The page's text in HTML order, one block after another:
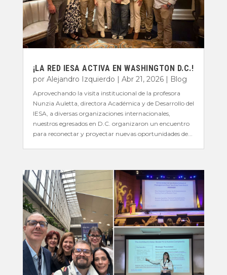
¡LA RED IESA ACTIVA EN WASHINGTON D.C.!
por Alejandro Izquierdo | Abr 21, 2026| Blog
Aprovechando la visita institucional de la profesora
Nunzia Auletta, directora Académica y de Desarrollo del
IESA, a diversas organizaciones internacionales,
nuestros egresados en D.C. organizaron un encuentro
para reconectar y proyectar nuevas oportunidades de...